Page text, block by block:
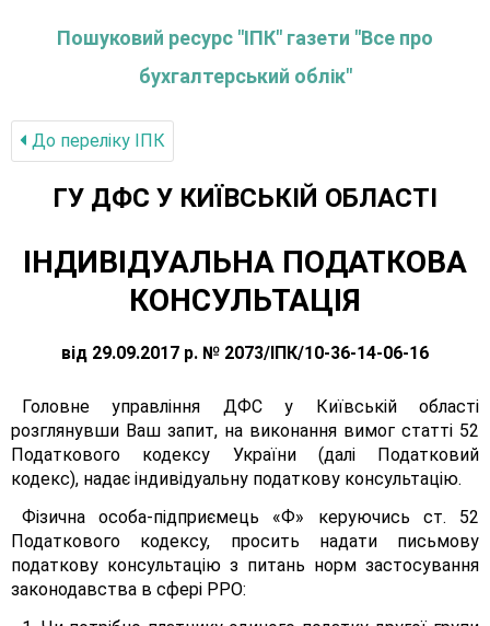
Пошуковий ресурс "ІПК" газети "Все про
бухгалтерський облік"
До переліку IПК
ГУ ДФС У КИЇВСЬКIЙ ОБЛАСТI
ІНДИВІДУАЛЬНА ПОДАТКОВА
КОНСУЛЬТАЦІЯ
від 29.09.2017 р. № 2073/ІПК/10-36-14-06-16
Головне управління ДФС у Київській області
розглянувши Ваш запит, на виконання вимог статті 52
Податкового кодексу України (далі Податковий
кодекс), надає індивідуальну податкову консультацію.
Фізична особа-підприємець «Ф» керуючись ст. 52
Податкового кодексу, просить надати письмову
податкову консультацію з питань норм застосування
законодавства в сфері РРО: